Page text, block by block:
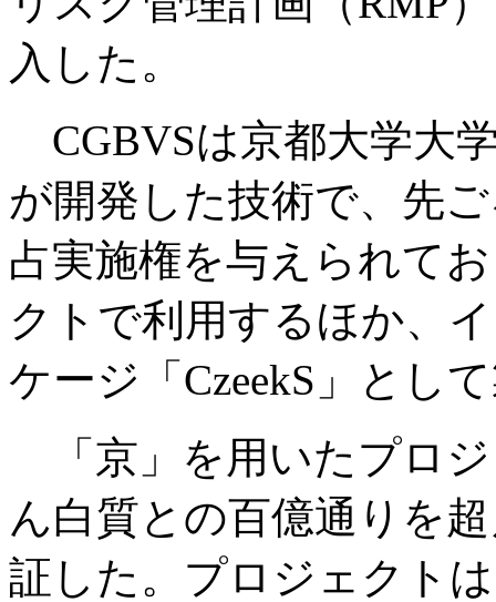
入した。
CGBVSは京都大学大
が開発した技術で、先
占実施権を与えられて
クトで利用するほか、
ケージ「CzeekS」とし
「京」を用いたプロ
ん白質との百億通りを
証した。プロジェクト